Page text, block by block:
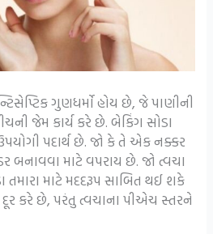
ગુણધર્મો હોય છે, જે પાણીની
જેમ કાર્ય કરે છે. બેકિંગ સોડા
પદાર્થ છે. જો કે તે એક નક્કર
બનાવવા માટે વપરાય છે. જો ત્વચા
માટે મદદરૂપ સાબિત થઈ શકે
કરે છે, પરંતુ ત્વચાના પીએચ સ્તરને